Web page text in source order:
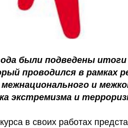
были подведены
проводился в рамках
межнационального и
экстремизма и
в своих работах